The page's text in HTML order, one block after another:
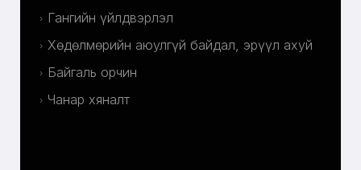
Гангийн үйлдвэрлэл
Хөдөлмөрийн аюулгүй байдал, эрүүл ахуй
Байгаль орчин
Чанар хяналт